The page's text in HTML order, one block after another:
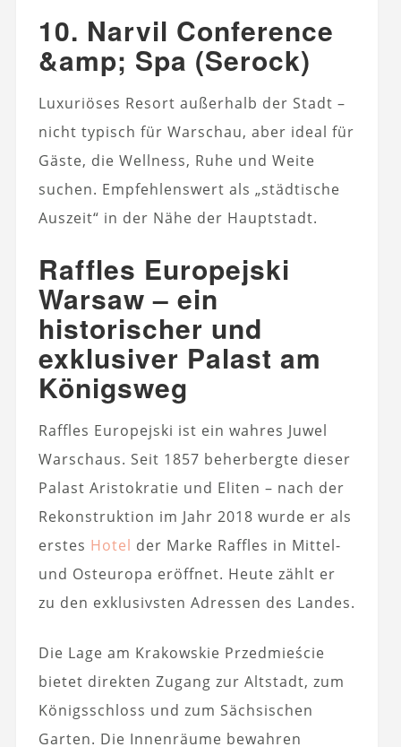
10. Narvil Conference
&amp; Spa (Serock)
Luxuriöses Resort außerhalb der Stadt –
nicht typisch für Warschau, aber ideal für
Gäste, die Wellness, Ruhe und Weite
suchen. Empfehlenswert als „städtische
Auszeit“ in der Nähe der Hauptstadt.
Raffles Europejski
Warsaw – ein
historischer und
exklusiver Palast am
Königsweg
Raffles Europejski ist ein wahres Juwel
Warschaus. Seit 1857 beherbergte dieser
Palast Aristokratie und Eliten – nach der
Rekonstruktion im Jahr 2018 wurde er als
erstes Hotel der Marke Raffles in Mittel-
und Osteuropa eröffnet. Heute zählt er
zu den exklusivsten Adressen des Landes.
Die Lage am Krakowskie Przedmieście
bietet direkten Zugang zur Altstadt, zum
Königsschloss und zum Sächsischen
Garten. Die Innenräume bewahren